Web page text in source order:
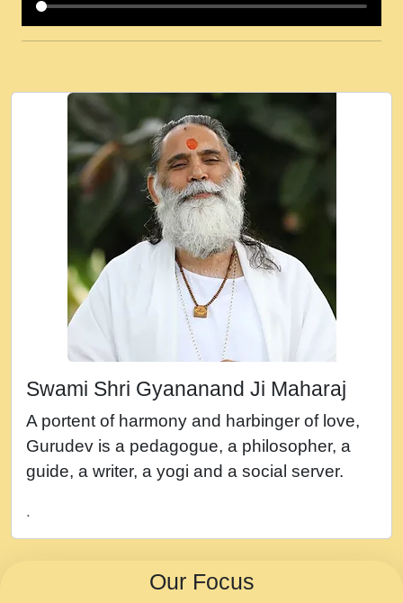
कई पकड क मर हथ र मह वदवन पहच दय! मह जन
Ki - Krishna Bhajan - New Bhajan 2020
#Ishwar Bhakti.mp3
जब से गीता ज्ञान पाया मैं बड़ी मस्ती में हूँ । 2018 -
Rishikesh - Ratan Ji Rasik.mp3
तन हल दल द सनव मड उतत सर रख क, नल रव त
गल लग जव त सर उतत हथ रख द!.mp3
तू कर प्रीतम से प्रीत, यूहीं दिन बीतते जाते हैं ।
2018 - Rishikesh - Swami Gyananand Ji
Maharaj.mp3
न म गवद गपल गद फर, पयर महन न रझद फर! shri
नह भरस रह लडडल... अपन खट करम क !!!! मह दद
सहर चरण क .....mp3
बगड नसब कसन सवर तर बगर Shri ravinandan
shastri ji maharaj.mp3
Chahe Ram Ho Chahe Shyam Ho.mp3
Swami Shri Gyananand Ji Maharaj
A portent of harmony and harbinger of love,
Gurudev is a pedagogue, a philosopher, a
guide, a writer, a yogi and a social server.
.
Our Focus